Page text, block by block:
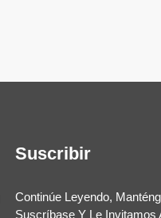
Suscribir
Continúe Leyendo,
Suscríbase Y Le Invitamos